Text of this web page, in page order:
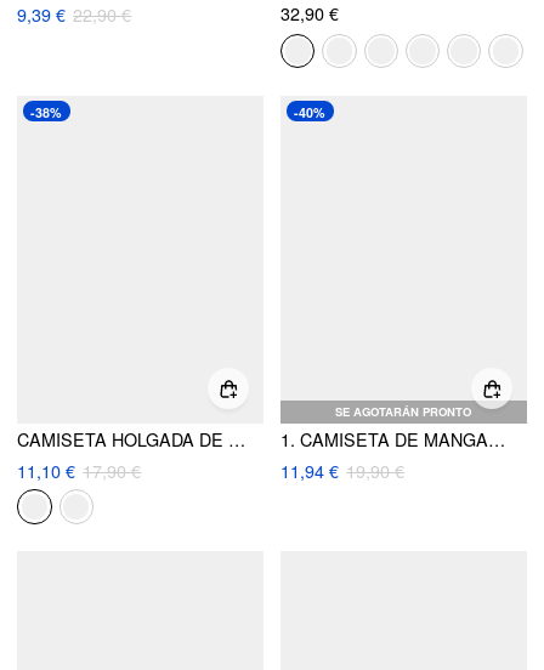
9,39 € 22,90 €
32,90 €
-38%
CAMISETA HOLGADA DE CUELLO REDONDO 100% ALGODÓN
11,10 € 17,90 €
SE AGOTARÁN PRONTO
-40%
1. CAMISETA DE MANGA CORTA SÓLIDA CON CUELLO REDONDO OVERSIZE
11,94 € 19,90 €